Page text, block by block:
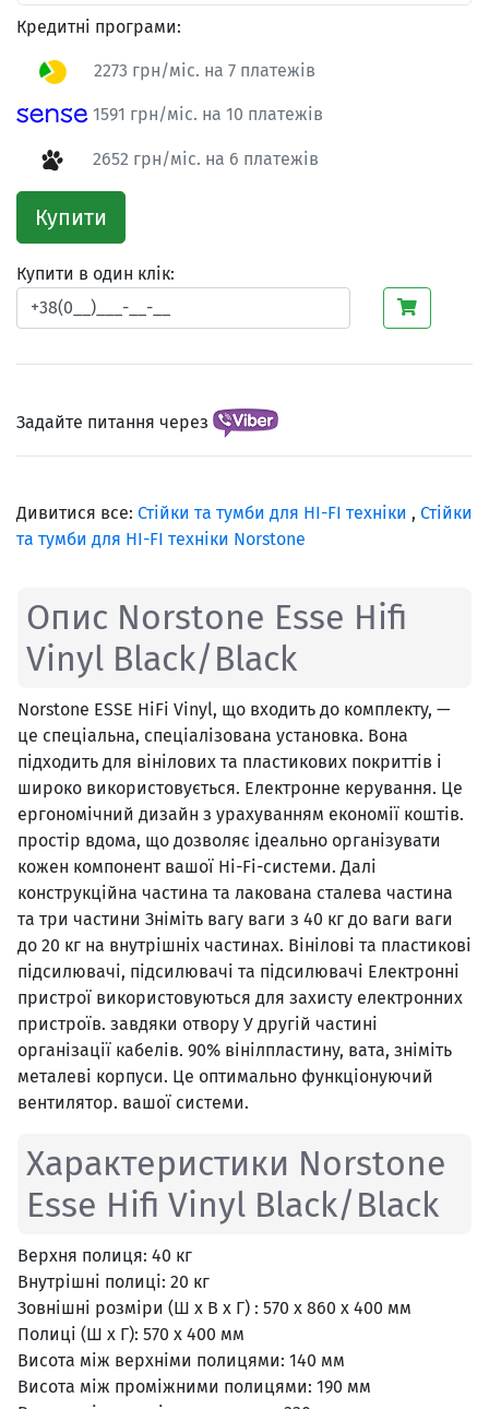
Кредитні програми:
2273 грн/міс. на 7 платежів
1591 грн/міс. на 10 платежів
2652 грн/міс. на 6 платежів
Купити
Купити в один клік:
Задайте питання через
Дивитися все: Стійки та тумби для HI-FI техніки , Стійки
та тумби для HI-FI техніки Norstone
Опис Norstone Esse Hifi
Vinyl Black/Black
Norstone ESSE HiFi Vinyl, що входить до комплекту, —
це спеціальна, спеціалізована установка. Вона
підходить для вінілових та пластикових покриттів і
широко використовується. Електронне керування. Це
ергономічний дизайн з урахуванням економії коштів.
простір вдома, що дозволяє ідеально організувати
кожен компонент вашої Hi-Fi-системи. Далі
конструкційна частина та лакована сталева частина
та три частини Зніміть вагу ваги з 40 кг до ваги ваги
до 20 кг на внутрішніх частинах. Вінілові та пластикові
підсилювачі, підсилювачі та підсилювачі Електронні
пристрої використовуються для захисту електронних
пристроїв. завдяки отвору У другій частині
організації кабелів. 90% вінілпластину, вата, зніміть
металеві корпуси. Це оптимально функціонуючий
вентилятор. вашої системи.
Характеристики Norstone
Esse Hifi Vinyl Black/Black
Верхня полиця: 40 кг
Внутрішні полиці: 20 кг
Зовнішні розміри (Ш х В х Г) : 570 х 860 х 400 мм
Полиці (Ш х Г): 570 х 400 мм
Висота між верхніми полицями: 140 мм
Висота між проміжними полицями: 190 мм